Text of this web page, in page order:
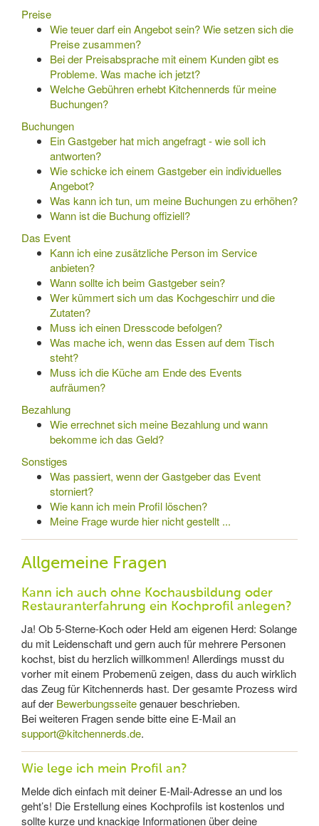
Preise
Wie teuer darf ein Angebot sein? Wie setzen sich die
Preise zusammen?
Bei der Preisabsprache mit einem Kunden gibt es
Probleme. Was mache ich jetzt?
Welche Gebühren erhebt Kitchennerds für meine
Buchungen?
Buchungen
Ein Gastgeber hat mich angefragt - wie soll ich
antworten?
Wie schicke ich einem Gastgeber ein individuelles
Angebot?
Was kann ich tun, um meine Buchungen zu erhöhen?
Wann ist die Buchung offiziell?
Das Event
Kann ich eine zusätzliche Person im Service
anbieten?
Wann sollte ich beim Gastgeber sein?
Wer kümmert sich um das Kochgeschirr und die
Zutaten?
Muss ich einen Dresscode befolgen?
Was mache ich, wenn das Essen auf dem Tisch
steht?
Muss ich die Küche am Ende des Events
aufräumen?
Bezahlung
Wie errechnet sich meine Bezahlung und wann
bekomme ich das Geld?
Sonstiges
Was passiert, wenn der Gastgeber das Event
storniert?
Wie kann ich mein Profil löschen?
Meine Frage wurde hier nicht gestellt ...
Allgemeine Fragen
Kann ich auch ohne Kochausbildung oder
Restauranterfahrung ein Kochprofil anlegen?
Ja! Ob 5-Sterne-Koch oder Held am eigenen Herd: Solange
du mit Leidenschaft und gern auch für mehrere Personen
kochst, bist du herzlich willkommen! Allerdings musst du
vorher mit einem Probemenü zeigen, dass du auch wirklich
das Zeug für Kitchennerds hast. Der gesamte Prozess wird
auf der Bewerbungsseitegenauer beschrieben.
Bei weiteren Fragen sende bitte eine E-Mail an
support@kitchennerds.de.
Wie lege ich mein Profil an?
Melde dich einfach mit deiner E-Mail-Adresse an und los
geht’s! Die Erstellung eines Kochprofils ist kostenlos und
sollte kurze und knackige Informationen über deine